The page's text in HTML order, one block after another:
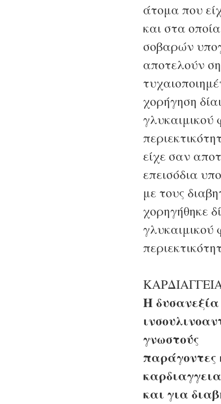
άτομα που
και στα
σοβαρών
αποτελούν
χορήγηση
γλυκαιμικού
είχε σαν
επεισόδια
με τους
χορηγήθηκε
γλυκαιμικού
Η
γνωστούς
παράγοντες
και για